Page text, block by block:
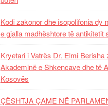
Kodi zakonor dhe isopolifonia dy
e gjalla madhështore të antikitetit
Kryetari i Vatrës Dr. Elmi Berisha
Akademinë e Shkencave dhe të
Kosovës
ÇËSHTJA ÇAME NË